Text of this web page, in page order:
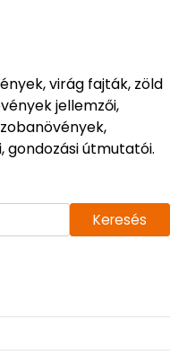
virág fajták, zöld
jellemzői,
gondozási útmutatói.
Keresés